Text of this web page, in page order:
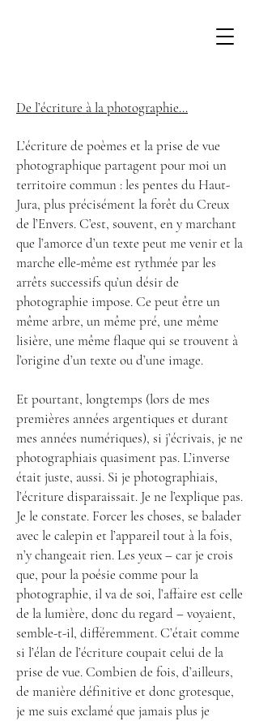
De l’écriture à la photographie…
L’écriture de poèmes et la prise de vue
photographique partagent pour moi un
territoire commun : les pentes du Haut-
Jura, plus précisément la forêt du Creux
de l’Envers. C’est, souvent, en y marchant
que l’amorce d’un texte peut me venir et la
marche elle-même est rythmée par les
arrêts successifs qu’un désir de
photographie impose. Ce peut être un
même arbre, un même pré, une même
lisière, une même flaque qui se trouvent à
l’origine d’un texte ou d’une image.
Et pourtant, longtemps (lors de mes
premières années argentiques et durant
mes années numériques), si j’écrivais, je ne
photographiais quasiment pas. L’inverse
était juste, aussi. Si je photographiais,
l’écriture disparaissait. Je ne l’explique pas.
Je le constate. Forcer les choses, se balader
avec le calepin et l’appareil tout à la fois,
n’y changeait rien. Les yeux – car je crois
que, pour la poésie comme pour la
photographie, il va de soi, l’affaire est celle
de la lumière, donc du regard – voyaient,
semble-t-il, différemment. C’était comme
si l’élan de l’écriture coupait celui de la
prise de vue. Combien de fois, d’ailleurs,
de manière définitive et donc grotesque,
je me suis exclamé que jamais plus je